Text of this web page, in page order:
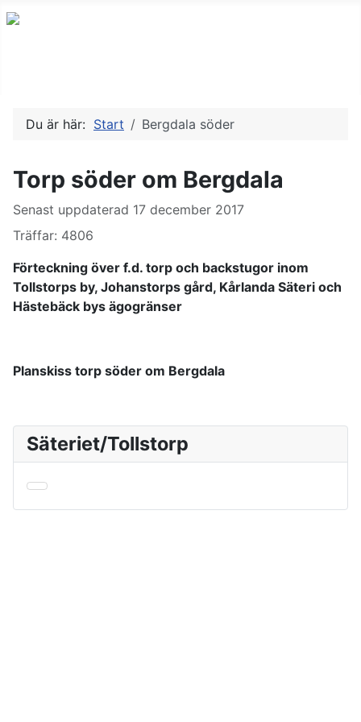
Säteriet/Tollstorp
Du är här: Start Bergdala söder
Torp söder om Bergdala
Uppgifter
Senast uppdaterad 17 december 2017
Träffar: 4806
Förteckning över f.d. torp och backstugor inom
Tollstorps by, Johanstorps gård, Kårlanda Säteri och
Hästebäck bys ägogränser
Planskiss torp söder om Bergdala